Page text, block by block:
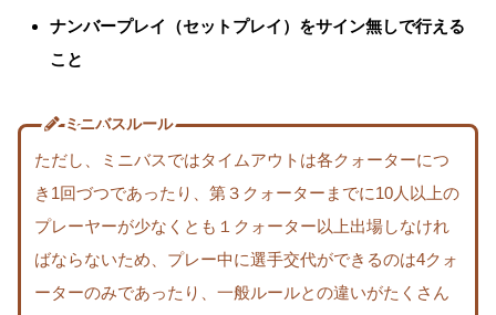
ナンバープレイ（セットプレイ）をサイン無しで行える
こと
ミニバスルール
ただし、ミニバスではタイムアウトは各クォーターにつ
き1回づつであったり、第３クォーターまでに10人以上の
プレーヤーが少なくとも１クォーター以上出場しなけれ
ばならないため、プレー中に選手交代ができるのは4クォ
ーターのみであったり、一般ルールとの違いがたくさん